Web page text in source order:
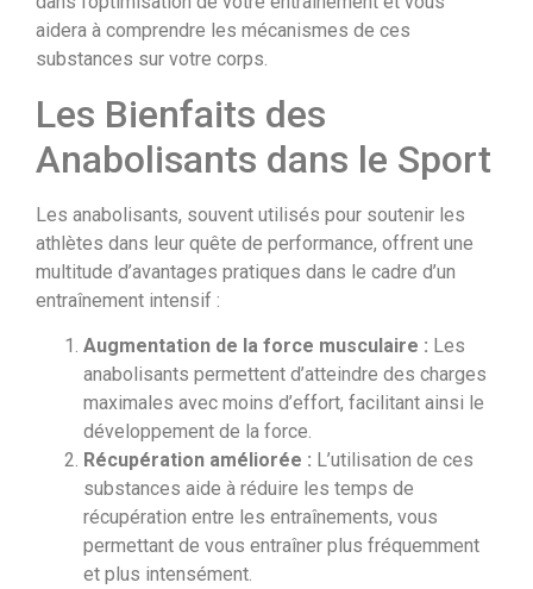
aidera à comprendre les mécanismes de ces
substances sur votre corps.
Les Bienfaits des
Anabolisants dans le Sport
Les anabolisants, souvent utilisés pour soutenir les
athlètes dans leur quête de performance, offrent une
multitude d’avantages pratiques dans le cadre d’un
entraînement intensif :
Augmentation de la force musculaire : Les
anabolisants permettent d’atteindre des charges
maximales avec moins d’effort, facilitant ainsi le
développement de la force.
Récupération améliorée : L’utilisation de ces
substances aide à réduire les temps de
récupération entre les entraînements, vous
permettant de vous entraîner plus fréquemment
et plus intensément.